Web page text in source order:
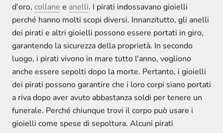
d'oro, collane e anelli. I pirati indossavano gioielli
perché hanno molti scopi diversi. Innanzitutto, gli anelli
dei pirati e altri gioielli possono essere portati in giro,
garantendo la sicurezza della proprietà. In secondo
luogo, i pirati vivono in mare tutto l'anno, vogliono
anche essere sepolti dopo la morte. Pertanto, i gioielli
dei pirati possono garantire che i loro corpi siano portati
a riva dopo aver avuto abbastanza soldi per tenere un
funerale. Perché chiunque trovi il corpo può usare i
gioielli come spese di sepoltura. Alcuni pirati